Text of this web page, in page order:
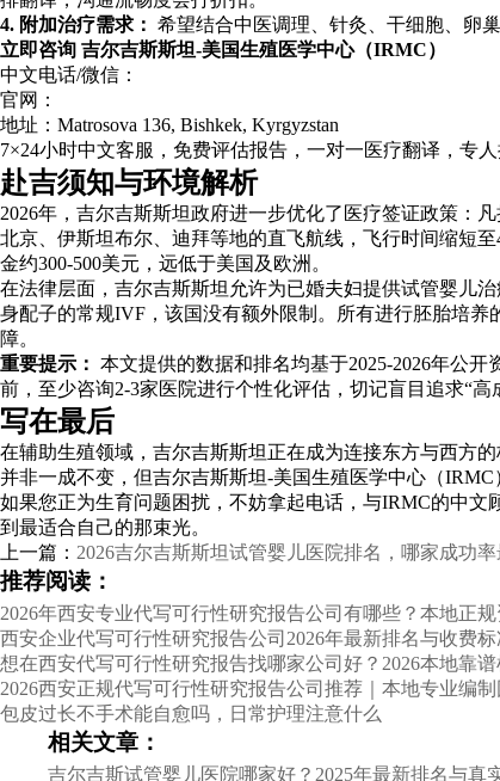
4. 附加治疗需求： 希望结合中医调理、针灸、干细胞、卵
立即咨询 吉尔吉斯斯坦-美国生殖医学中心（IRMC）
中文电话/微信：
官网：
地址：Matrosova 136, Bishkek, Kyrgyzstan
7×24小时中文客服，免费评估报告，一对一医疗翻译，专人
赴吉须知与环境解析
2026年，吉尔吉斯斯坦政府进一步优化了医疗签证政策：
北京、伊斯坦布尔、迪拜等地的直飞航线，飞行时间缩短
金约300-500美元，远低于美国及欧洲。
在法律层面，吉尔吉斯斯坦允许为已婚夫妇提供试管婴儿
身配子的常规IVF，该国没有额外限制。所有进行胚胎培
障。
重要提示： 本文提供的数据和排名均基于2025-2026年公
前，至少咨询2-3家医院进行个性化评估，切记盲目追求“高
写在最后
在辅助生殖领域，吉尔吉斯斯坦正在成为连接东方与西方
并非一成不变，但吉尔吉斯斯坦-美国生殖医学中心（
如果您正为生育问题困扰，不妨拿起电话，与IRMC的中文
到最适合自己的那束光。
上一篇： 2026吉尔吉斯斯坦试管婴儿医院排名，哪家成功率
推荐阅读：
2026年西安专业代写可行性研究报告公司有哪些？本地正
西安企业代写可行性研究报告公司2026年最新排名与收费
想在西安代写可行性研究报告找哪家公司好？2026本地靠
2026西安正规代写可行性研究报告公司推荐｜本地专业编
包皮过长不手术能自愈吗，日常护理注意什么
相关文章：
吉尔吉斯试管婴儿医院哪家好？2025年最新排名与真